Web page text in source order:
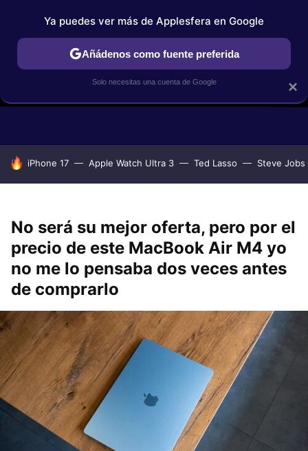
GUÍAS DE COMPRA COMPARATIVAS APPLE VS OTROS
HOY SE HABLA DE
iPhone 17 Apple Watch Ultra 3 Ted Lasso Steve Jobs
No será su mejor oferta, pero por el
precio de este MacBook Air M4 yo
no me lo pensaba dos veces antes
de comprarlo
×
Ya puedes ver más de Applesfera en Google
Añádenos como fuente preferida
Solo necesitas una cuenta de Google